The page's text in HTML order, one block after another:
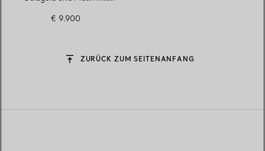
€ 9.900
ZURÜCK ZUM SEITENANFANG